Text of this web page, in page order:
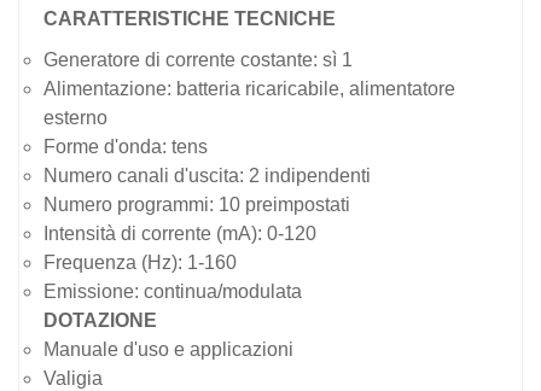
CARATTERISTICHE TECNICHE
Generatore di corrente costante: sì 1
Alimentazione: batteria ricaricabile, alimentatore
esterno
Forme d'onda: tens
Numero canali d'uscita: 2 indipendenti
Numero programmi: 10 preimpostati
Intensità di corrente (mA): 0-120
Frequenza (Hz): 1-160
Emissione: continua/modulata
DOTAZIONE
Manuale d'uso e applicazioni
Valigia